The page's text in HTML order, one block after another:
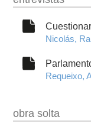
Nicolás,
Requeixo,
obra solta